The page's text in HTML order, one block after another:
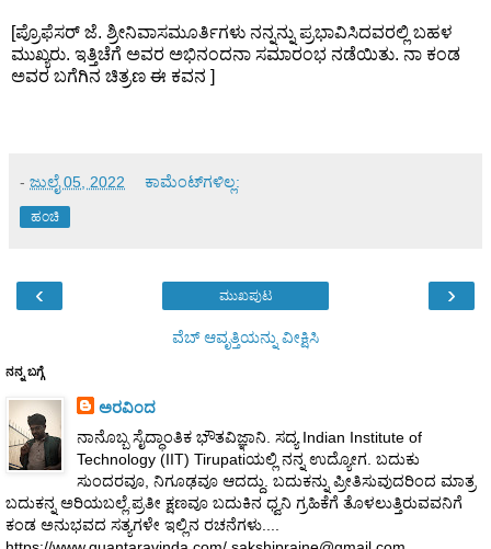
[ಪ್ರೊಫೆಸರ್ ಜೆ. ಶ್ರೀನಿವಾಸಮೂರ್ತಿಗಳು ನನ್ನನ್ನು ಪ್ರಭಾವಿಸಿದವರಲ್ಲಿ ಬಹಳ
ಮುಖ್ಯರು. ಇತ್ತಿಚೆಗೆ ಅವರ ಅಭಿನಂದನಾ ಸಮಾರಂಭ ನಡೆಯಿತು. ನಾ ಕಂಡ
ಅವರ ಬಗೆಗಿನ ಚಿತ್ರಣ ಈ ಕವನ ]
- ಜುಲೈ 05, 2022 ಕಾಮೆಂಟ್‌ಗಳಿಲ್ಲ:
ಹಂಚಿ
‹ ›
ಮುಖಪುಟ
ವೆಬ್‌ ಆವೃತ್ತಿಯನ್ನು ವೀಕ್ಷಿಸಿ
ನನ್ನ ಬಗ್ಗೆ
ಅರವಿಂದ
ನಾನೊಬ್ಬ ಸೈದ್ಧಾಂತಿಕ ಭೌತವಿಜ್ಞಾನಿ. ಸದ್ಯ Indian Institute of
Technology (IIT) Tirupatiಯಲ್ಲಿ ನನ್ನ ಉದ್ಯೋಗ. ಬದುಕು
ಸುಂದರವೂ, ನಿಗೂಢವೂ ಆದದ್ದು. ಬದುಕನ್ನು ಪ್ರೀತಿಸುವುದರಿಂದ ಮಾತ್ರ
ಬದುಕನ್ನ ಅರಿಯಬಲ್ಲೆ.ಪ್ರತೀ ಕ್ಷಣವೂ ಬದುಕಿನ ಧ್ವನಿ ಗ್ರಹಿಕೆಗೆ ತೊಳಲುತ್ತಿರುವವನಿಗೆ
ಕಂಡ ಅನುಭವದ ಸತ್ಯಗಳೇ ಇಲ್ಲಿನ ರಚನೆಗಳು....